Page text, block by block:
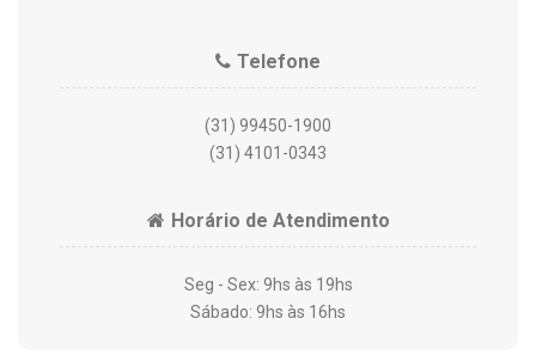
Telefone
(31) 99450-1900
(31) 4101-0343
Horário de Atendimento
Seg - Sex: 9hs às 19hs
Sábado: 9hs às 16hs